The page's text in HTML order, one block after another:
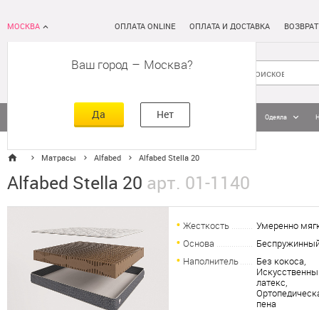
МОСКВА
Ваш город – Москва
Да Нет
ОПЛАТА ONLINE ОПЛАТА И ДОСТАВКА
Кровати Постельное белье Одеяла
Матрасы Alfabed Alfabed Stella 20
Alfabed Stella 20 арт. 01-1140
Жесткость
Умеренно
Основа
Наполнитель
Без кокоса,
латекс,
пена